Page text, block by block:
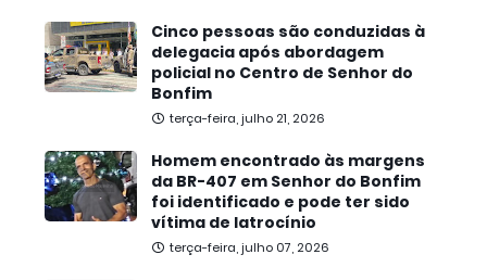
Cinco pessoas são conduzidas à
delegacia após abordagem
policial no Centro de Senhor do
Bonfim
terça-feira, julho 21, 2026
Homem encontrado às margens
da BR-407 em Senhor do Bonfim
foi identificado e pode ter sido
vítima de latrocínio
terça-feira, julho 07, 2026